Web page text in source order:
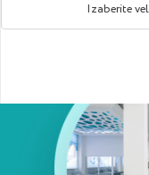
Izaberite